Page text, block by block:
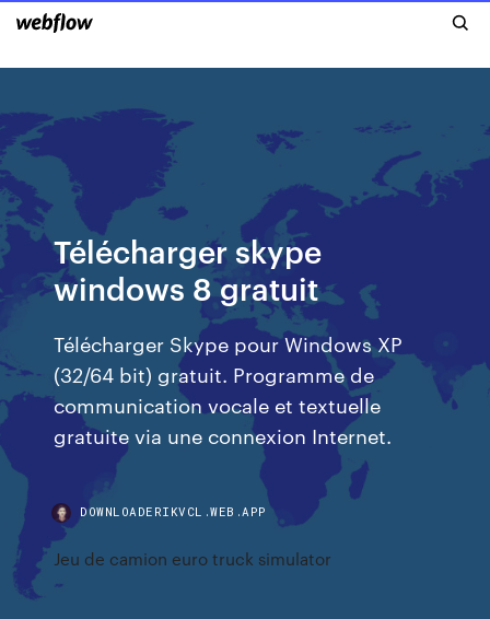
Télécharger skype
windows 8 gratuit
Télécharger Skype pour Windows XP
(32/64 bit) gratuit. Programme de
communication vocale et textuelle
gratuite via une connexion Internet.
DOWNLOADERIKVCL.WEB.APP
Jeu de camion euro truck simulator